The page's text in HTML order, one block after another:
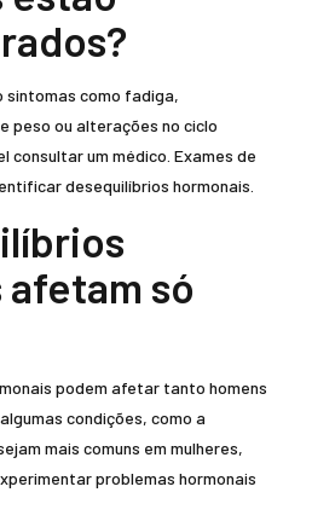
como fadiga,
peso ou alterações no ciclo
consultar um médico. Exames de
desequilíbrios hormonais.
só
podem afetar tanto homens
condições, como a
mais comuns em mulheres,
problemas hormonais